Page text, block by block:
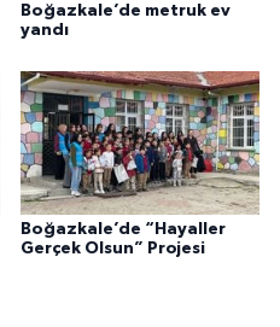
Boğazkale’de metruk ev
yandı
Boğazkale’de “Hayaller
Gerçek Olsun” Projesi